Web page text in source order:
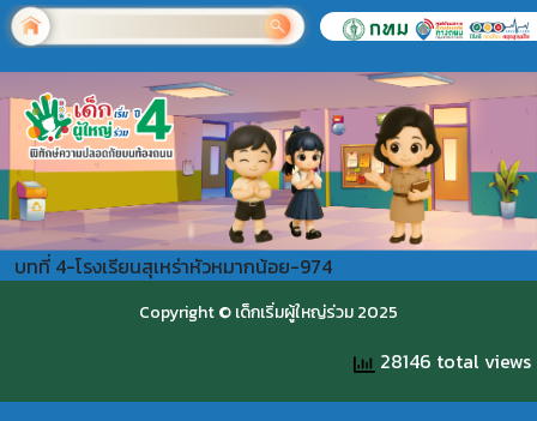
บทที่ 4-โรงเรียนสุเหร่าหัวหมากน้อย-974
Copyright © เด็กเริ่มผู้ใหญ่ร่วม 2025
28146 total views